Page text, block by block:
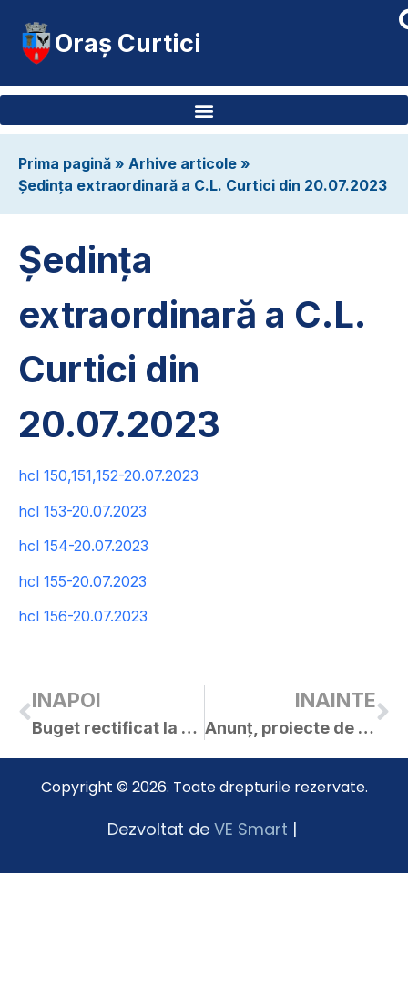
Oraș Curtici
Prima pagină » Arhive articole »
Ședința extraordinară a C.L. Curtici din 20.07.2023
Ședința
extraordinară a C.L.
Curtici din
20.07.2023
hcl 150,151,152-20.07.2023
hcl 153-20.07.2023
hcl 154-20.07.2023
hcl 155-20.07.2023
hcl 156-20.07.2023
INAPOI
Buget rectificat la 19.07.2023
INAINTE
Anunț, proiecte de hotărâri și materiale – ședința extraordinară a C.L. Curtici în data de 20.07.2023
Copyright © 2026. Toate drepturile rezervate.
Dezvoltat de VE Smart |